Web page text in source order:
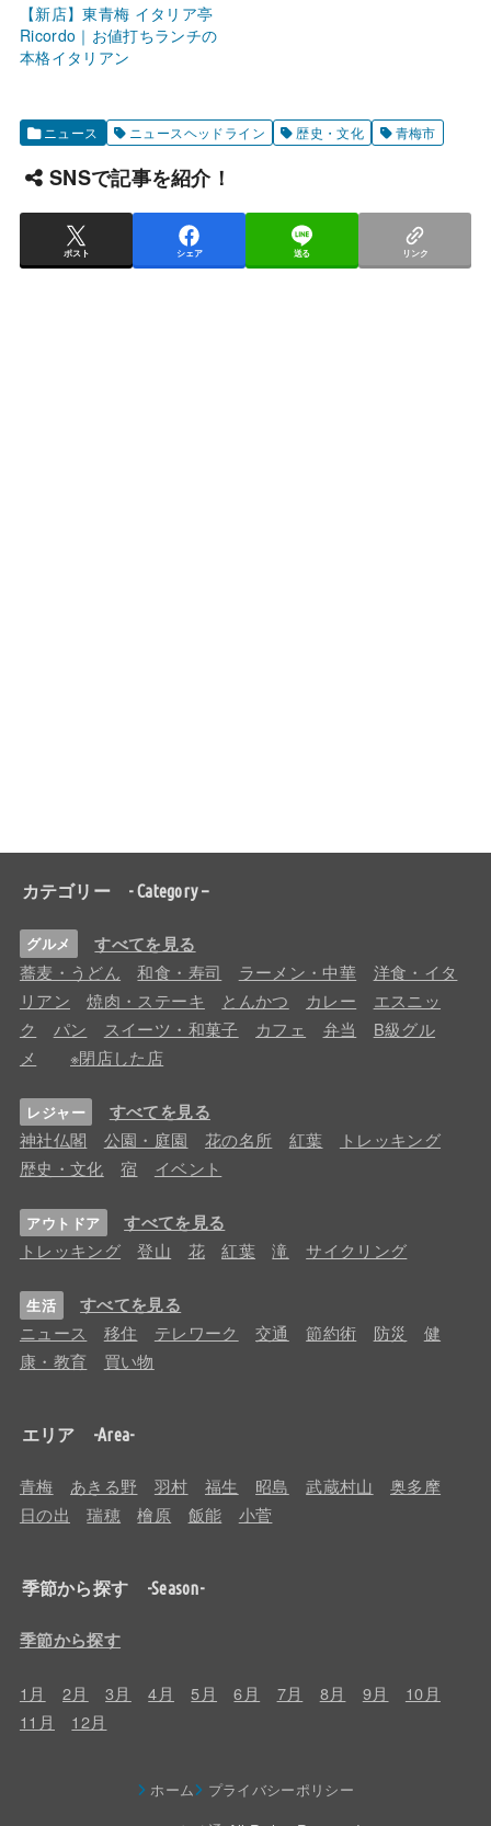
【新店】東青梅 イタリア亭
Ricordo｜お値打ちランチの
本格イタリアン
ニュース ニュースヘッドライン 歴史・文化 青梅市
SNSで記事を紹介！
ポスト シェア 送る リンク
カテゴリー - Category –
グルメ すべてを見る
蕎麦・うどん 和食・寿司 ラーメン・中華
洋食・イタ
リアン
焼肉・ステーキ とんかつ カレー
エスニッ
ク
パン スイーツ・和菓子 カフェ 弁当
B級グル
メ
※閉店した店
レジャー すべてを見る
神社仏閣 公園・庭園 花の名所 紅葉
トレッキング
歴史・文化
宿 イベント
アウトドア すべてを見る
トレッキング 登山 花 紅葉 滝 サイクリング
生活 すべてを見る
ニュース 移住 テレワーク 交通 節約術 防災
健
康・教育
買い物
エリア -Area-
青梅 あきる野 羽村 福生 昭島 武蔵村山
奥多摩
日の出
瑞穂 檜原 飯能 小菅
季節から探す -Season-
季節から探す
1月 2月 3月 4月 5月 6月 7月 8月 9月
10月
11月
12月
ホーム
プライバシーポリシー